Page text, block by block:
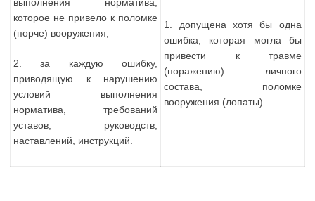
которое не привело к поломке
(порче) вооружения;
2. за каждую ошибку,
приводящую к нарушению
условий выполнения
норматива, требований
уставов, руководств,
наставлений, инструкций.
1. допущена хотя бы одна
ошибка, которая могла бы
привести к травме
(поражению) личного
состава, поломке
вооружения (лопаты).